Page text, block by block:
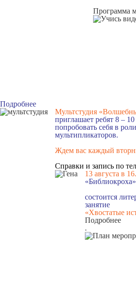
Программа
Подробнее
Мультстудия
приглашает ребят 8 – 10
попробовать себя в
мультипликаторов.
Ждем вас каждый
Справки и запись по
13 августа в
«Библиокроха»
состоится
занятие
«Хвостатые
Подробнее
.